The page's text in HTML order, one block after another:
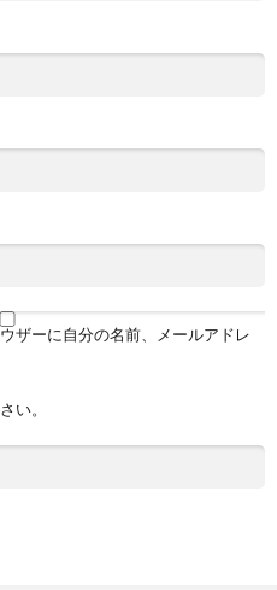
ザーに自分の名前、メールアドレ
い。